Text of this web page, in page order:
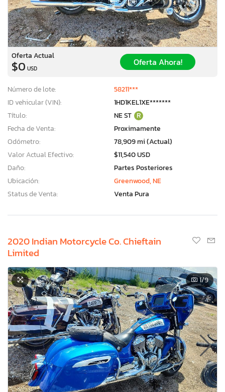
Oferta Actual
$0 USD
Oferta Ahora!
Número de lote:
58211***
ID vehicular (VIN):
1HD1KEL1XE*******
Título:
NE ST R
Fecha de Venta:
Proximamente
Odómetro:
78,909 mi (Actual)
Valor Actual Efectivo:
$11,540 USD
Daño:
Partes Posteriores
Ubicación:
Greenwood, NE
Status de Venta:
Venta Pura
2020 Indian Motorcycle Co. Chieftain
Limited
1/9